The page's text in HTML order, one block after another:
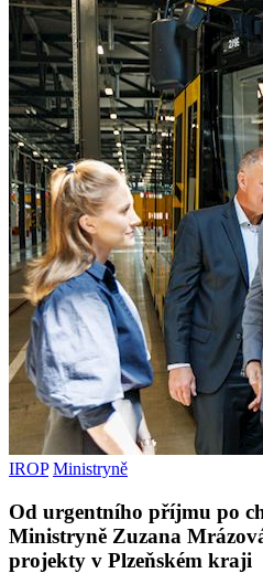
IROP Ministryně
Od urgentního příjmu po
Ministryně Zuzana
projekty v Plzeňském kraji